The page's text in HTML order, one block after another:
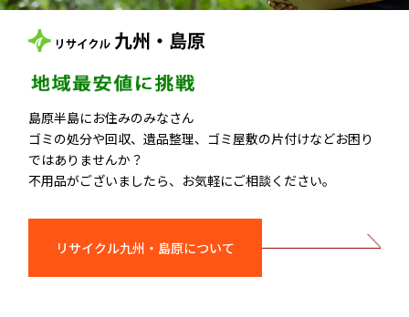
島原半島にお住みのみなさん
ゴミの処分や回収、遺品整理、ゴミ屋敷の片付けなどお困り
ではありませんか？
不用品がございましたら、お気軽にご相談ください。
リサイクル九州・島原について